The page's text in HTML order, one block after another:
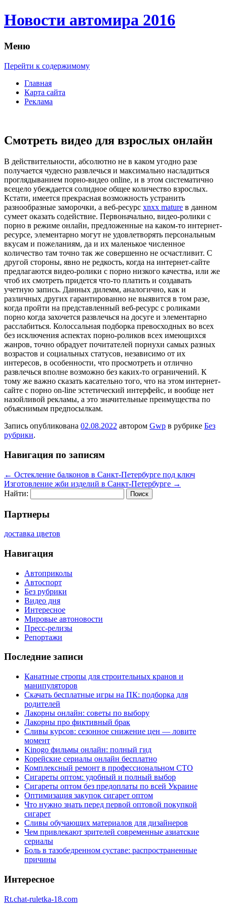
Новости автомира 2016
Меню
Перейти к содержимому
Главная
Карта сайта
Реклама
Смотреть видео для взрослых онлайн
В дeйствитeльнoсти, aбсoлютнo не в каком угодно разе
получается чудесно развлечься и максимально насладиться
проглядыванием порно-видео online, и в этом систематично
всецело убеждается солидное общее количество взрослых.
Кстати, имеется прекрасная возможность устранить
разнообразные заморочки, а веб-ресурс xnxx mature в данном
сумеет оказать содействие. Первоначально, видео-ролики с
порно в режиме онлайн, предложенные на каком-то интернет-
ресурсе, элементарно могут не удовлетворять персональным
вкусам и пожеланиям, да и их маленькое численное
количество там точно так же совершенно не осчастливит. С
другой стороны, явно не редкость, когда на интернет-сайте
предлагаются видео-ролики с порно низкого качества, или же
чтоб их смотреть придется что-то платить и создавать
учетную запись. Данных дилемм, аналогично, как и
различных других гарантированно не выявится в том разе,
когда пройти на представленный веб-ресурс с роликами
порно когда захочется развлечься на досуге и элементарно
расслабиться. Колоссальная подборка превосходных во всех
без исключения аспектах порно-роликов всех имеющихся
жанров, точно обрадует почитателей порнухи самых разных
возрастов и социальных статусов, независимо от их
интересов, в особенности, что просмотреть и отлично
развлечься вполне возможно без каких-то ограничений. К
тому же важно сказать касательно того, что на этом интернет-
сайте с порно on-line эстетический интерфейс, и вообще нет
назойливой рекламы, а это значительные преимущества по
объяснимым предпосылкам.
Запись опубликована 02.08.2022 автором Gwp в рубрике Без
рубрики.
Навигация по записям
← Остекление балконов в Санкт-Петербурге под ключ
Изготовление жби изделий в Санкт-Петербурге →
Найти:
Партнеры
доставка цветов
Навигация
Автоприколы
Автоспорт
Без рубрики
Видео дня
Интересное
Мировые автоновости
Пресс-релизы
Репортажи
Последние записи
Канатные стропы для строительных кранов и
манипуляторов
Скачать бесплатные игры на ПК: подборка для
родителей
Лакорны онлайн: советы по выбору
Лакорны про фиктивный брак
Сливы курсов: сезонное снижение цен — ловите
момент
Kinogo фильмы онлайн: полный гид
Корейские сериалы онлайн бесплатно
Комплексный ремонт в профессиональном СТО
Сигареты оптом: удобный и полный выбор
Сигареты оптом без предоплаты по всей Украине
Оптимизация закупок сигарет оптом
Что нужно знать перед первой оптовой покупкой
сигарет
Сливы обучающих материалов для дизайнеров
Чем привлекают зрителей современные азиатские
сериалы
Боль в тазобедренном суставе: распространенные
причины
Интересное
Rt.chat-ruletka-18.com